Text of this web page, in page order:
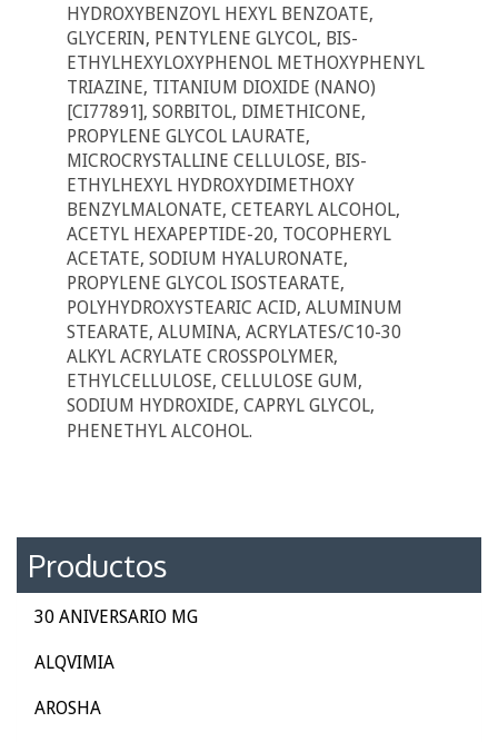
HYDROXYBENZOYL HEXYL BENZOATE,
GLYCERIN, PENTYLENE GLYCOL, BIS-
ETHYLHEXYLOXYPHENOL METHOXYPHENYL
TRIAZINE, TITANIUM DIOXIDE (NANO)
[CI77891], SORBITOL, DIMETHICONE,
PROPYLENE GLYCOL LAURATE,
MICROCRYSTALLINE CELLULOSE, BIS-
ETHYLHEXYL HYDROXYDIMETHOXY
BENZYLMALONATE, CETEARYL ALCOHOL,
ACETYL HEXAPEPTIDE-20, TOCOPHERYL
ACETATE, SODIUM HYALURONATE,
PROPYLENE GLYCOL ISOSTEARATE,
POLYHYDROXYSTEARIC ACID, ALUMINUM
STEARATE, ALUMINA, ACRYLATES/C10-30
ALKYL ACRYLATE CROSSPOLYMER,
ETHYLCELLULOSE, CELLULOSE GUM,
SODIUM HYDROXIDE, CAPRYL GLYCOL,
PHENETHYL ALCOHOL.
Productos
30 ANIVERSARIO MG
ALQVIMIA
AROSHA